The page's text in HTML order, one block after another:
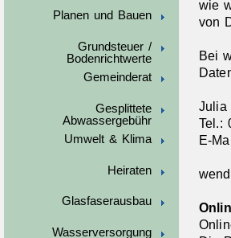
Planen und Bauen
Grundsteuer /
Bodenrichtwerte
Gemeinderat
Gesplittete
Abwassergebühr
Umwelt & Klima
Heiraten
Glasfaserausbau
Wasserversorgung
wie
von
Bei
Julia
Tel.:
E-